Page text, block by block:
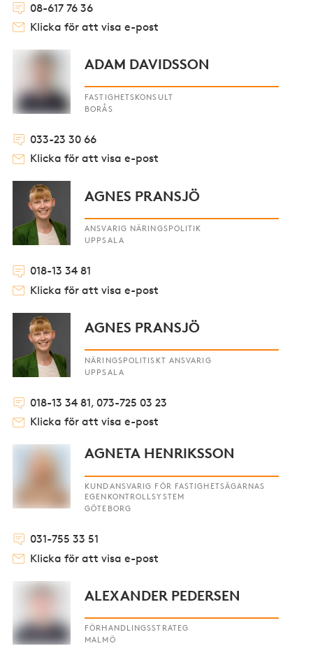
08-617 76 36
Klicka för att visa e-post
ADAM DAVIDSSON
FASTIGHETSKONSULT
BORÅS
033-23 30 66
Klicka för att visa e-post
AGNES PRANSJÖ
ANSVARIG NÄRINGSPOLITIK
UPPSALA
018-13 34 81
Klicka för att visa e-post
AGNES PRANSJÖ
NÄRINGSPOLITISKT ANSVARIG
UPPSALA
018-13 34 81, 073-725 03 23
Klicka för att visa e-post
AGNETA HENRIKSSON
KUNDANSVARIG FÖR FASTIGHETSÄGARNAS
EGENKONTROLLSYSTEM
GÖTEBORG
031-755 33 51
Klicka för att visa e-post
ALEXANDER PEDERSEN
FÖRHANDLINGSSTRATEG
MALMÖ